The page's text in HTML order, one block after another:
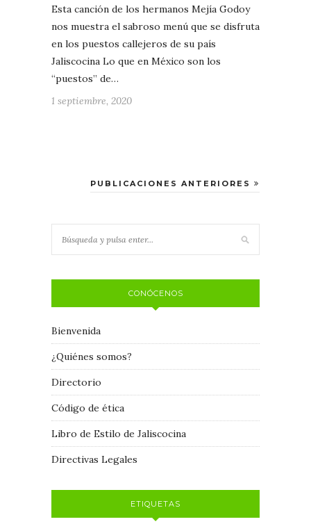
Esta canción de los hermanos Mejía Godoy
nos muestra el sabroso menú que se disfruta
en los puestos callejeros de su país
Jaliscocina Lo que en México son los
“puestos” de…
1 septiembre, 2020
PUBLICACIONES ANTERIORES
CONÓCENOS
Bienvenida
¿Quiénes somos?
Directorio
Código de ética
Libro de Estilo de Jaliscocina
Directivas Legales
ETIQUETAS